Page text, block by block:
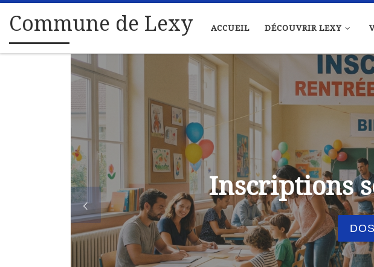
Passer au contenu
Commune de Lexy ACCUEIL DÉCOUVRIR LEXY
Inscriptions